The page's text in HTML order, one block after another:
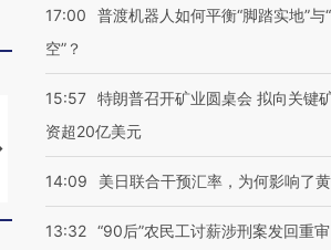
视线｜“入侵”还是“人道危
机”？难民潮撕裂西班牙
飞地休达
128毫米 紧急转移近
4000人
17:00
普渡机器人如何平衡“脚踏实地”与
空”？
15:57 特朗普召开矿业圆桌会 拟向关键
资超20亿美元
14:09 美日联合干预汇率，为何影响了
13:32 “90后”农民工讨薪涉刑案发回重